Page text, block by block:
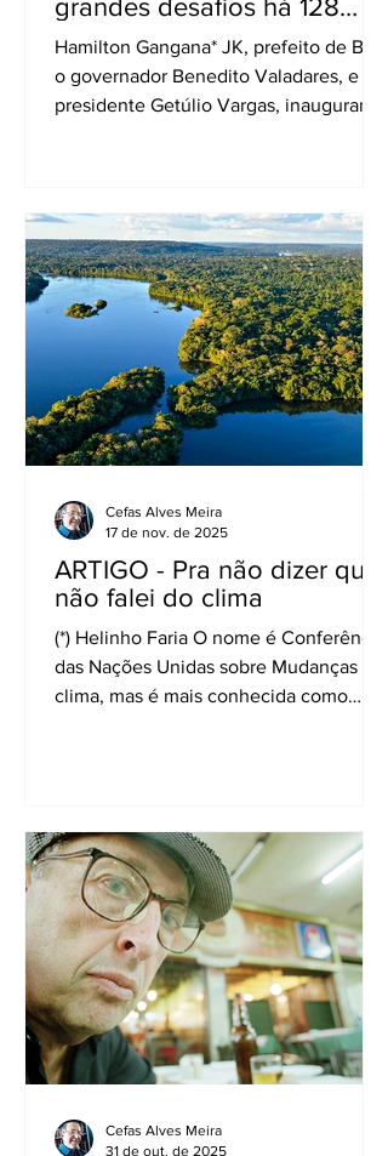
grandes desafios há 128
anos. Que feio!
Hamilton Gangana* JK, prefeito de BH;
o governador Benedito Valadares, e o
presidente Getúlio Vargas, inaugurando
nova cidade para sediar a capital de
Minas, porque Ouro Preto era muito
acidentada, sua topografia desfavorável
impedia a expansão com novos
prédios, ruas e avenidas, e as
condições de higiene eram muito
precárias. Virou polêmica. A
Proclamação da Repúbli
ARTIGO - Pra não dizer que
não falei do clima
(*) Helinho Faria O nome é Conferência
das Nações Unidas sobre Mudanças do
clima, mas é mais conhecida como
organizações não governamentais e
entidades de quase 200 países,
discutindo e buscando soluções para a
crise climática, que se agrava a cada
minuto em todo o globo. Bem, mas o
que a propaganda, o mercado de
comunicação, pode se inserir
Cefas Alves Meira
17 de nov. de 2025
Cefas Alves Meira
31 de out. de 2025